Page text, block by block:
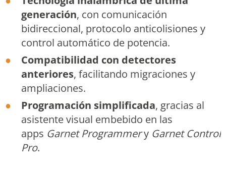
generación, con comunicación
bidireccional, protocolo anticolisiones y
control automático de potencia.
Compatibilidad con detectores
anteriores, facilitando migraciones y
ampliaciones.
Programación simplificada, gracias al
asistente visual embebido en las
apps Garnet Programmery Garnet Control
Pro.